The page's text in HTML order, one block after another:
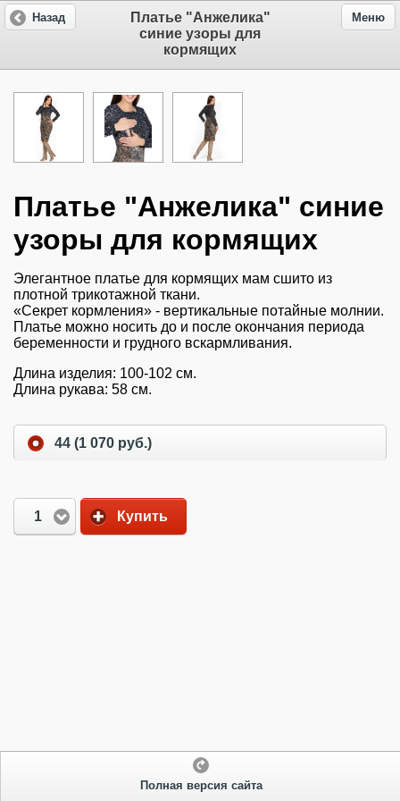
Платье "Анжелика"
синие узоры для
кормящих
Назад Меню
Платье "Анжелика" синие
узоры для кормящих
Элегантное платье для кормящих мам сшито из
плотной трикотажной ткани.
«Секрет кормления» - вертикальные потайные молнии.
Платье можно носить до и после окончания периода
беременности и грудного вскармливания.
Длина изделия: 100-102 см.
Длина рукава: 58 см.
44 (1 070 руб.)
1 Купить
Полная версия сайта